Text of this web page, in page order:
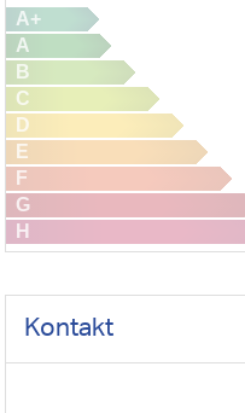
A+
A
B
C
D
E
F
G
H
Kontakt